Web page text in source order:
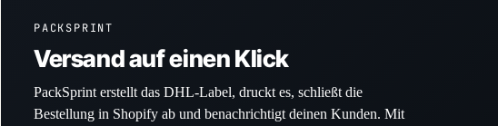
PACKSPRINT
Versand auf einen Klick
PackSprint erstellt das DHL-Label, druckt es, schließt die
Bestellung in Shopify ab und benachrichtigt deinen Kunden. Mit